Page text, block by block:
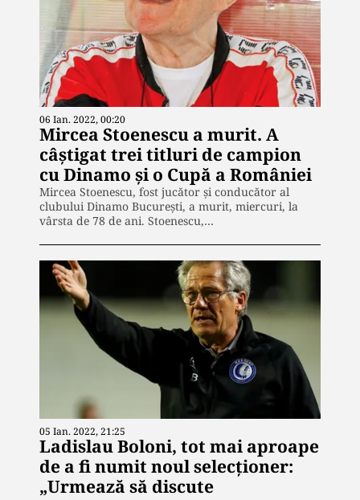
06 Ian. 2022, 00:20
Mircea Stoenescu a murit. A
câştigat trei titluri de campion
cu Dinamo și o Cupă a României
Mircea Stoenescu, fost jucător şi conducător al
clubului Dinamo Bucureşti, a murit, miercuri, la
vârsta de 78 de ani. Stoenescu,…
05 Ian. 2022, 21:25
Ladislau Boloni, tot mai aproape
de a fi numit noul selecționer:
„Urmează să discute